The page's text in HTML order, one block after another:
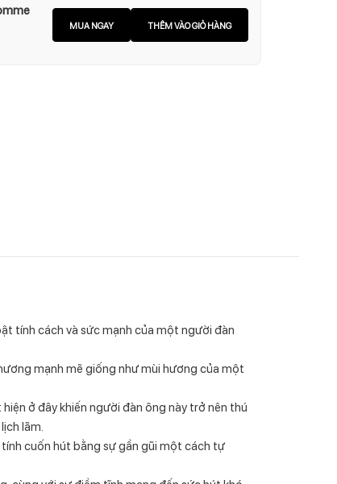
MUA NGAY THÊM VÀO GIỎ HÀNG
tính cách và sức mạnh của một người đàn
mạnh mẽ giống như mùi hương của một
ở đây khiến người đàn ông này trở nên thú
lãm.
cuốn hút bằng sự gần gũi một cách tự